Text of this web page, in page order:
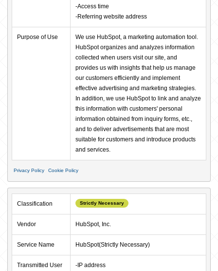
-Access time
-Referring website address
Purpose of Use
We use HubSpot, a marketing automation tool.
HubSpot organizes and analyzes information
collected when users visit our site, and
provides us with insights that help us manage
our customers efficiently and implement
effective advertising and marketing strategies.
In addition, we use HubSpot to link and analyze
this information with customers' personal
information obtained from inquiry forms, etc.,
and to deliver advertisements that are most
suitable for customers and introduce products
and services.
Privacy Policy Cookie Policy
Classification Strictly Necessary
Vendor HubSpot, Inc.
Service Name HubSpot(Strictly Necessary)
Transmitted User
-IP address